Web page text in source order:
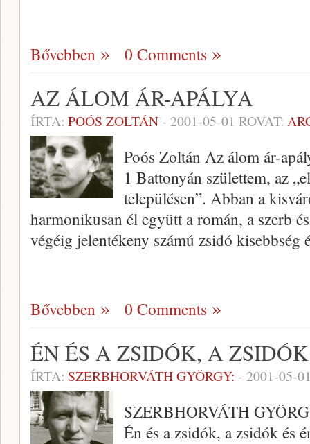
Bővebben 0 Comments
AZ ÁLOM ÁR-APÁLYA
ÍRTA: POÓS ZOLTÁN- 2001-05-01 ROVAT:
Poós Zoltán Az álom ár-
1 Battonyán születtem, az
településen”. Abban a
harmonikusan él együtt a román, a szerb
végéig jelentékeny számú zsi­dó
Bővebben 0 Comments
ÉN ÉS A ZSIDÓK, A
ÍRTA: SZERBHORVÁTH GYÖRGY: - 2001-05-
SZERBHORVÁTH
Én és a zsidók, a zsidók és